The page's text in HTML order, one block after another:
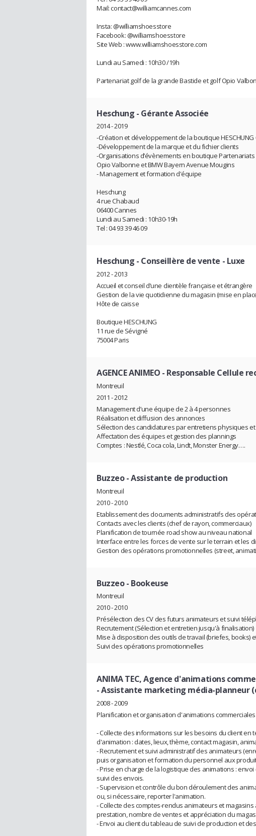
Mail: contact@williamcannes.com
Insta: @williamshoesstore
Facebook: @williamshoesstore
Site Web : www.williamshoesstore.com
Lundi au Samedi : 10h30 /19h
Partenariat golf de la grande Bastide et golf Opio
Heschung - Gérante Associée
2014 - 2019
-Création et développement de la boutique HESCHUNG
-Développement de la marque et du fichier clients
-Organisations d’évènements en boutique
Opio Valbonne et BMW Bayern Avenue Mougins
- Management et formation d'équipe
Heschung
4 rue Chabaud
06400 Cannes
Lundi au Samedi : 10h30-19h
Tel : 04 93 39 46 09
Heschung - Conseillère de vente - Luxe
2012 - 2013
Accueil et conseil d’une clientèle française et étrangère
Gestion de la vie quotidienne du magasin (mise en
Hôte de caisse
Boutique HESCHUNG
11 rue de Sévigné
75004 Paris
AGENCE ANIMEO - Responsable Cellule
Montreuil
2011 - 2012
Management d’une équipe de 2 à 4 personnes
Réalisation et diffusion des annonces
Sélection des candidatures par entretiens physiques
Affectation des équipes et gestion des plannings
Comptes : Nestlé, Coca cola, Lindt, Monster Energy….
Buzzeo- Assistante de production
Montreuil
2010 - 2010
Etablissement des documents administratifs des
Contacts avec les clients (chef de rayon, commerciaux)
Planification de tournée road show au niveau national
Interface entre les forces de vente sur le terrain et les
Gestion des opérations promotionnelles (street,
Buzzeo- Bookeuse
Montreuil
2010 - 2010
Présélection des CV des futurs animateurs et suivi
Recrutement (Sélection et entretien jusqu'à finalisation)
Mise à disposition des outils de travail (briefes, books)
Suivi des opérations promotionnelles
ANIMA TEC, Agence d'animations
- Assistante marketing média-planneur
2008 - 2009
Planification et organisation d'animations commerciales
- Collecte des informations sur les besoins du client
d'animation : dates, lieux, thème, contact magasin,
- Recrutement et suivi administratif des animateurs
puis organisation et formation du personnel aux
- Prise en charge de la logistique des animations :
suivi des envois.
- Supervision et contrôle du bon déroulement des
ou, si nécessaire, reporter l'animation.
- Collecte des comptes-rendus animateurs et
prestation, nombre de ventes et appréciation du
- Envoi au client du tableau de suivi de production et